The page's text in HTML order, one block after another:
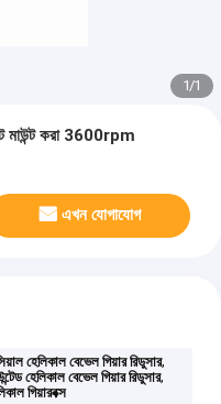
1/1
মাউন্ট করা 3600rpm
এখন যোগাযোগ
হেলিকাল বেভেল গিয়ার রিডুসার,
হেলিকাল বেভেল গিয়ার রিডুসার,
গিয়ারবক্স